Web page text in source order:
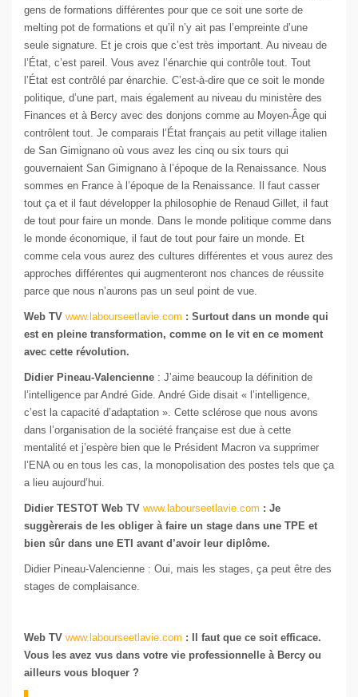
gens de formations différentes pour que ce soit une sorte de
melting pot de formations et qu’il n’y ait pas l’empreinte d’une
seule signature. Et je crois que c’est très important. Au niveau de
l’État, c’est pareil. Vous avez l’énarchie qui contrôle tout. Tout
l’État est contrôlé par énarchie. C’est-à-dire que ce soit le monde
politique, d’une part, mais également au niveau du ministère des
Finances et à Bercy avec des donjons comme au Moyen-Âge qui
contrôlent tout. Je comparais l’État français au petit village italien
de San Gimignano où vous avez les cinq ou six tours qui
gouvernaient San Gimignano à l’époque de la Renaissance. Nous
sommes en France à l’époque de la Renaissance. Il faut casser
tout ça et il faut développer la philosophie de Renaud Gillet, il faut
de tout pour faire un monde. Dans le monde politique comme dans
le monde économique, il faut de tout pour faire un monde. Et
comme cela vous aurez des cultures différentes et vous aurez des
approches différentes qui augmenteront nos chances de réussite
parce que nous n’aurons pas un seul point de vue.
Web TV www.labourseetlavie.com : Surtout dans un monde qui
est en pleine transformation, comme on le vit en ce moment
avec cette révolution.
Didier Pineau-Valencienne : J’aime beaucoup la définition de
l’intelligence par André Gide. André Gide disait « l’intelligence,
c’est la capacité d’adaptation ». Cette sclérose que nous avons
dans l’organisation de la société française est due à cette
mentalité et j’espère bien que le Président Macron va supprimer
l’ENA ou en tous les cas, la monopolisation des postes tels que ça
a lieu aujourd’hui.
Didier TESTOT Web TV www.labourseetlavie.com : Je
suggèrerais de les obliger à faire un stage dans une TPE et
bien sûr dans une ETI avant d’avoir leur diplôme.
Didier Pineau-Valencienne : Oui, mais les stages, ça peut être des
stages de complaisance.
Web TV www.labourseetlavie.com : Il faut que ce soit efficace.
Vous les avez vus dans votre vie professionnelle à Bercy ou
ailleurs vous bloquer ?